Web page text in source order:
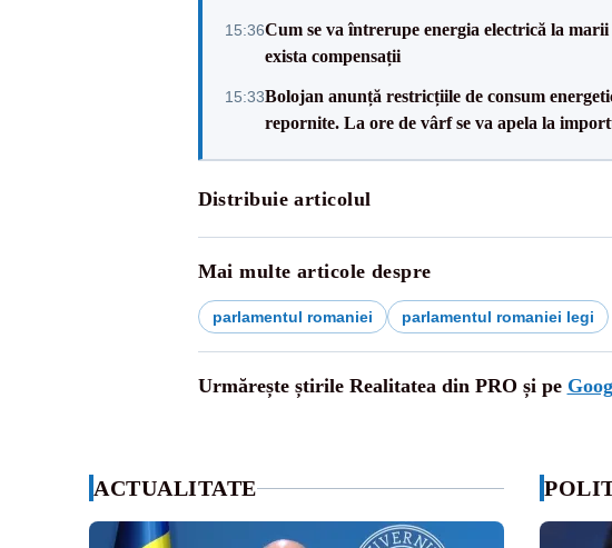
15:36Cum se va întrerupe energia electrică la
exista compensații
15:33Bolojan anunță restricțiile de consum
repornite. La ore de vârf se va apela la
Distribuie articolul
Mai multe articole despre
parlamentul romaniei parlamentul romaniei legi
Urmărește știrile Realitatea din PRO și pe
ACTUALITATE